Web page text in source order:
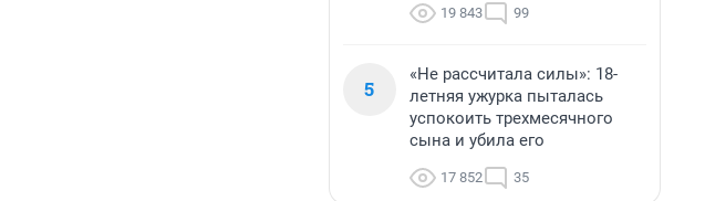
19 843 99
5
«Не рассчитала силы»: 18-
летняя ужурка пыталась
успокоить трехмесячного
сына и убила его
17 852 35